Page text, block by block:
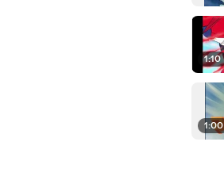
1:10
1:00